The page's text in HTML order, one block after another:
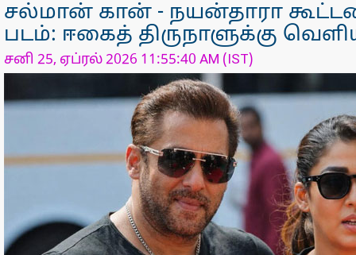
சல்மான் கான் - நயன்தாரா
படம்: ஈகைத் திருநாளுக்கு
சனி 25, ஏப்ரல் 2026 11:55:40 AM (IST)